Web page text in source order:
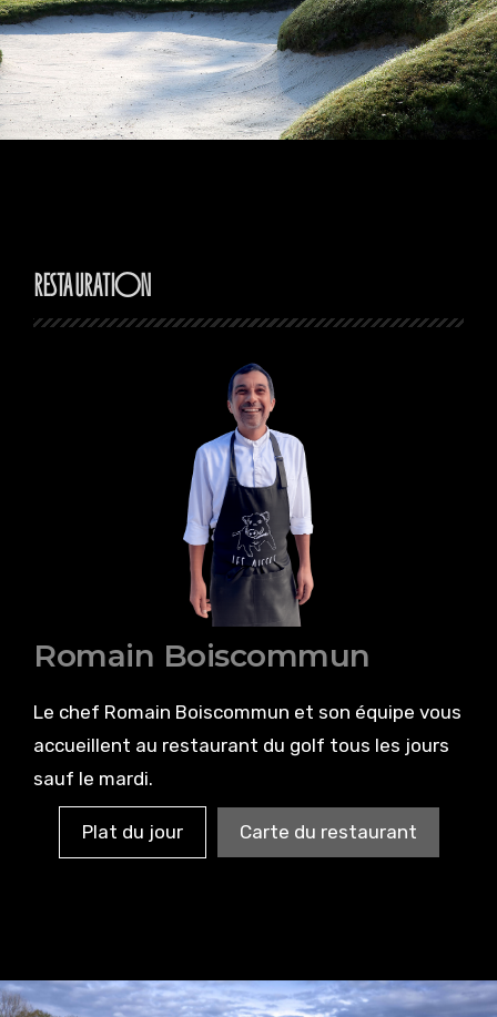
Restauration
Romain Boiscommun
Le chef Romain Boiscommun et son équipe vous
accueillent au restaurant du golf tous les jours
sauf le mardi.
Plat du jour Carte du restaurant